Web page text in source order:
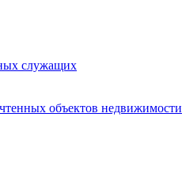
служащих
объектов недвижимости